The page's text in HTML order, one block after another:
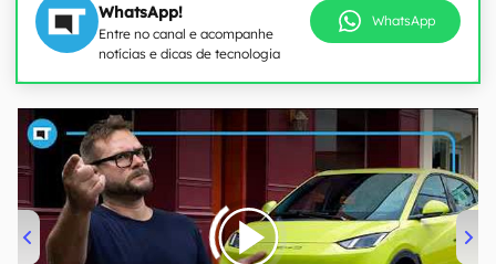
WhatsApp!
Entre no canal e acompanhe
notícias e dicas de tecnologia
WhatsApp